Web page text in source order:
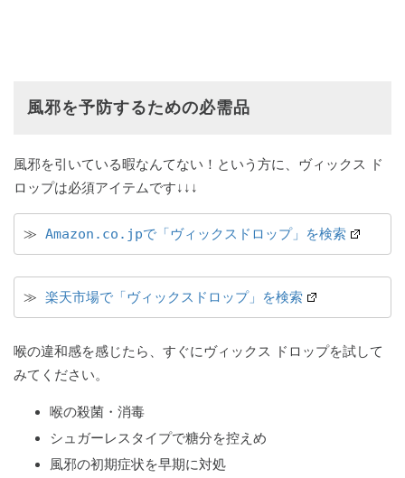
風邪を予防するための必需品
風邪を引いている暇なんてない！という方に、ヴィックス ド
ロップは必須アイテムです↓↓↓
≫ Amazon.co.jpで「ヴィックスドロップ」を検索
≫ 楽天市場で「ヴィックスドロップ」を検索
喉の違和感を感じたら、すぐにヴィックス ドロップを試して
みてください。
喉の殺菌・消毒
シュガーレスタイプで糖分を控えめ
風邪の初期症状を早期に対処